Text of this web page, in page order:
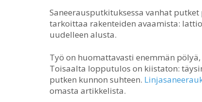
Saneerausputkituksessa vanhat
tarkoittaa rakenteiden avaamista:
uudelleen alusta.
Työ on huomattavasti enemmän
Toisaalta lopputulos on kiistaton:
putken kunnon suhteen.
omasta artikkelista.